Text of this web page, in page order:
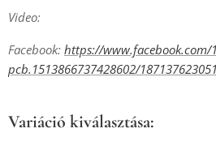
Video:
Facebook: https://www.facebook.com/
pcb.1513866737428602/
Variáció kiválasztása: